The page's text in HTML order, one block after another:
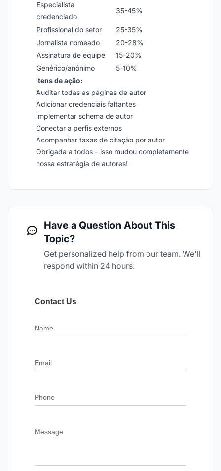
Especialista
credenciado
35-45%
Profissional do setor
25-35%
Jornalista nomeado
20-28%
Assinatura de equipe
15-20%
Genérico/anônimo
5-10%
Itens de ação:
Auditar todas as páginas de autor
Adicionar credenciais faltantes
Implementar schema de autor
Conectar a perfis externos
Acompanhar taxas de citação por autor
Obrigada a todos – isso mudou completamente
nossa estratégia de autores!
Have a Question About This
Topic?
Get personalized help from our team. We'll
respond within 24 hours.